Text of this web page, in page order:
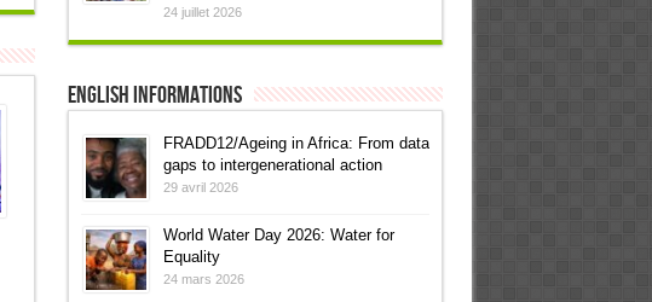
24 juillet 2026
English informations
FRADD12/Ageing in Africa: From data
gaps to intergenerational action
29 avril 2026
World Water Day 2026: Water for
Equality
24 mars 2026